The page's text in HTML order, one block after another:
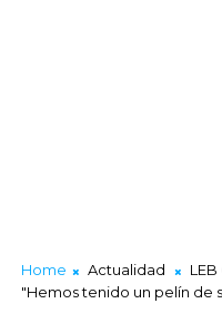
Home Actualidad
"Hemos tenido un pelín de